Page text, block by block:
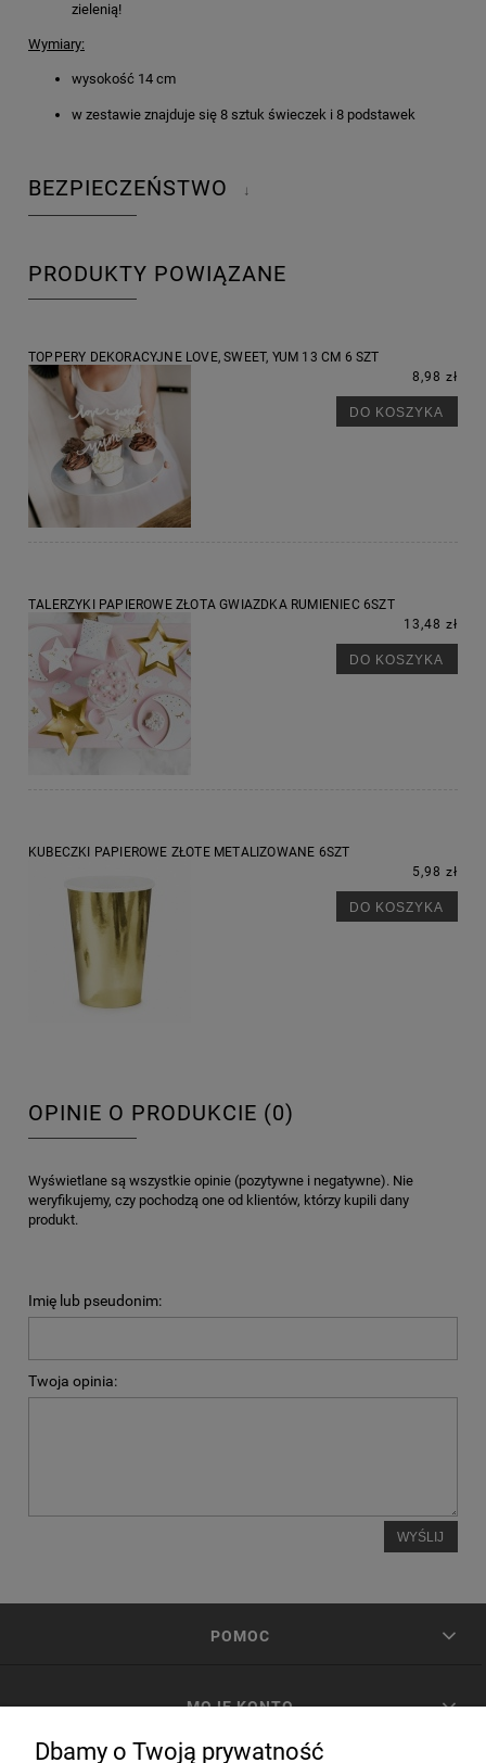
zielenią!
Wymiary:
wysokość 14 cm
w zestawie znajduje się 8 sztuk świeczek i 8 podstawek
BEZPIECZEŃSTWO ↓
PRODUKTY POWIĄZANE
TOPPERY DEKORACYJNE LOVE, SWEET, YUM 13 CM 6 SZT
8,98 zł
DO KOSZYKA
TALERZYKI PAPIEROWE ZŁOTA GWIAZDKA RUMIENIEC 6SZT
13,48 zł
DO KOSZYKA
KUBECZKI PAPIEROWE ZŁOTE METALIZOWANE 6SZT
5,98 zł
DO KOSZYKA
OPINIE O PRODUKCIE (0)
Wyświetlane są wszystkie opinie (pozytywne i negatywne). Nie
weryfikujemy, czy pochodzą one od klientów, którzy kupili dany
produkt.
Imię lub pseudonim:
Twoja opinia:
WYŚLIJ
POMOC
MOJE KONTO
Dbamy o Twoją prywatność